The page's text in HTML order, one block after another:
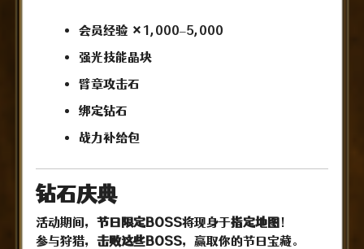
会员经验 ×1,000–5,000
强光技能晶块
臂章攻击石
绑定钻石
战力补给包
钻石庆典
活动期间， 节日限定BOSS将现身于指定地图！
参与狩猎， 击败这些BOSS，赢取你的节日宝藏。